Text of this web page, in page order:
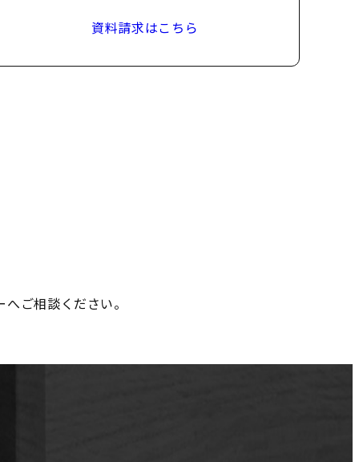
資料請求はこちら
ご相談ください。